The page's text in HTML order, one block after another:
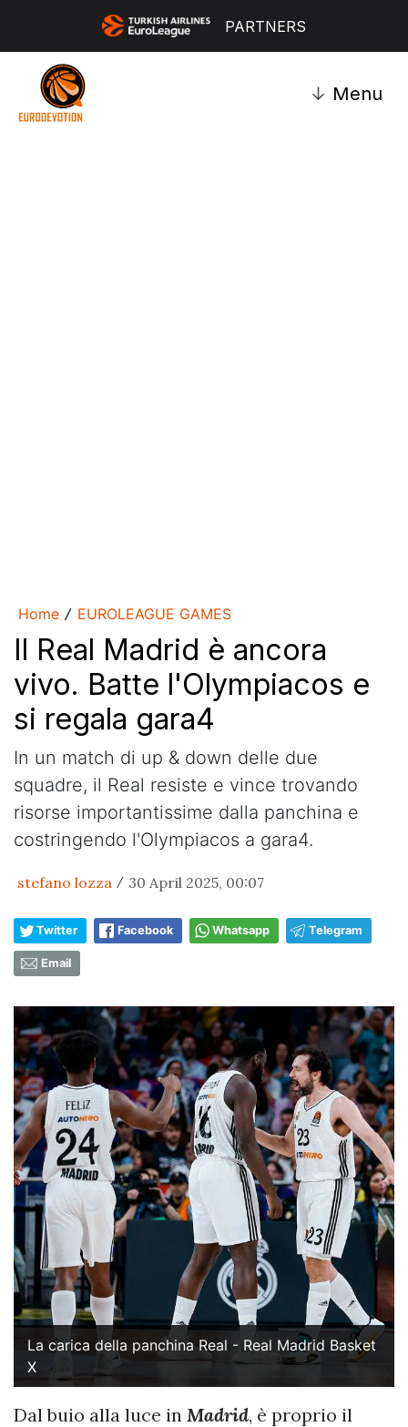
PARTNERS
↓ Menu
Home / EUROLEAGUE GAMES
Il Real Madrid è ancora
vivo. Batte l'Olympiacos e
si regala gara4
In un match di up & down delle due
squadre, il Real resiste e vince trovando
risorse importantissime dalla panchina e
costringendo l'Olympiacos a gara4.
stefano lozza / 30 April 2025, 00:07
Twitter Facebook Whatsapp Telegram
Email
La carica della panchina Real - Real Madrid Basket
X
Dal buio alla luce in Madrid, è proprio il